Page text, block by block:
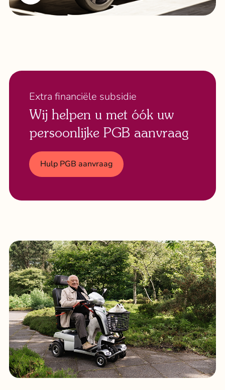
Extra financiële subsidie
Wij helpen u met óók uw
persoonlijke PGB aanvraag
Hulp PGB aanvraag